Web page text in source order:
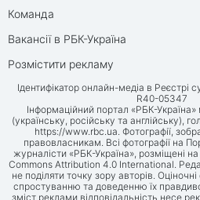
Команда
Вакансії в РБК-Україна
Розмістити рекламу
Ідентифікатор онлайн-медіа в Реєстрі
R40-05347
Інформаційний портал «РБК-
(українську, російську та англійську),
https://www.rbc.ua. Фотографії,
правовласникам. Всі фотографії на
журналісти «РБК-Україна», розміщені
Commons Attribution 4.0 International.
не поділяти точку зору авторів.
спростуванню та доведенню їх
зміст реклами відповідальність несе